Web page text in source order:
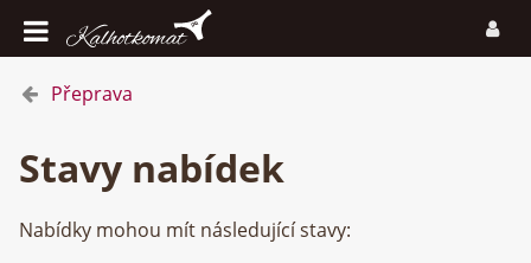
Přeprava
Stavy nabídek
Nabídky mohou mít následující stavy: